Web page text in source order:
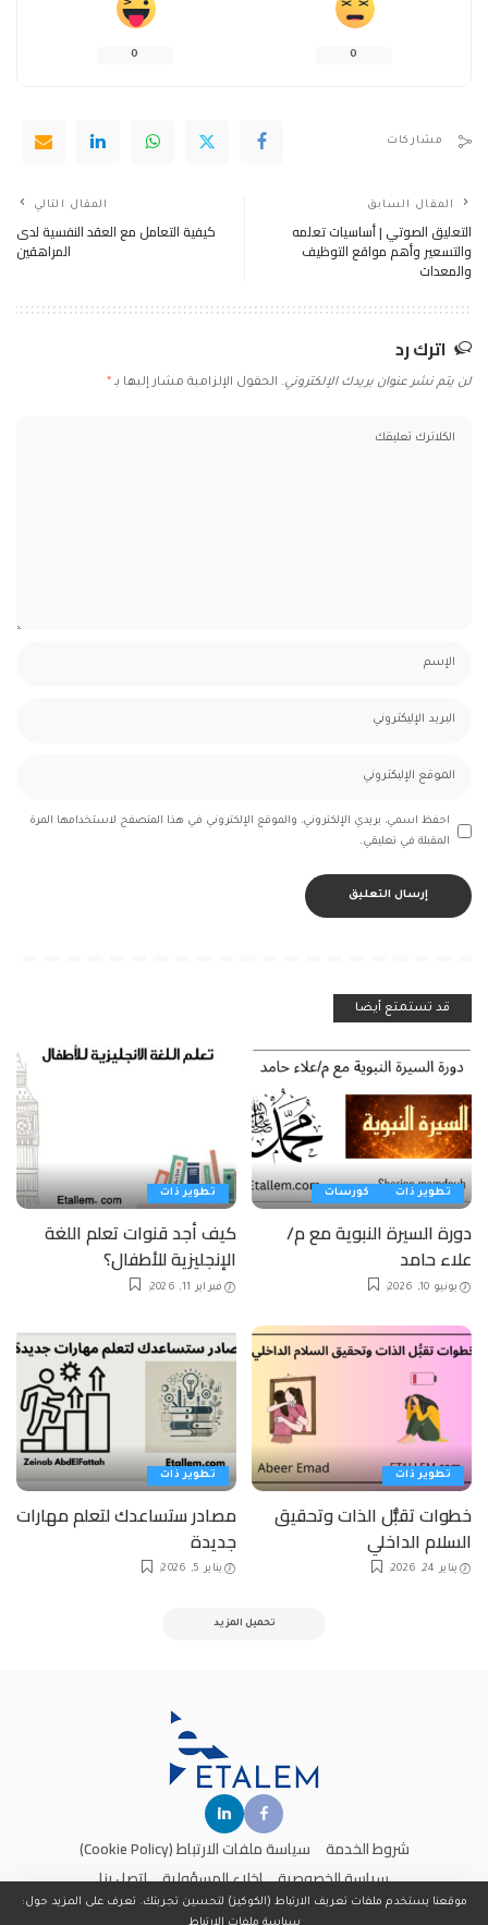
0
0
مشاركات
المقال السابق
التعليق الصوتي | أساسيات تعلمه
والتسعير وأهم مواقع التوظيف
والمعدات
المقال التالي
كيفية التعامل مع العقد النفسية لدى
المراهقين
اترك رد
لن يتم نشر عنوان بريدك الإلكتروني. الحقول الإلزامية مشار إليها بـ *
احفظ اسمي، بريدي الإلكتروني، والموقع الإلكتروني في هذا المتصفح لاستخدامها المرة
المقبلة في تعليقي.
قد تستمتع أيضا
تطوير ذات كورسات
دورة السيرة النبوية مع م/
علاء حامد
يونيو 10, 2026
تطوير ذات
كيف أجد قنوات تعلم اللغة
الإنجليزية للأطفال؟
فبراير 11, 2026
تطوير ذات
خطوات تقبُّل الذات وتحقيق
السلام الداخلي
يناير 24, 2026
تطوير ذات
مصادر ستساعدك لتعلم مهارات
جديدة
يناير 5, 2026
تحميل المزيد
شروط الخدمة سياسة ملفات الارتباط (Cookie Policy)
سياسة الخصوصية إخلاء المسؤولية اتصل بنا
موقعنا يستخدم ملفات تعريف الارتباط (الكوكيز) لتحسين تجربتك. تعرف على المزيد حول: